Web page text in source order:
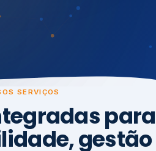
SERVIÇOS
para
gestão